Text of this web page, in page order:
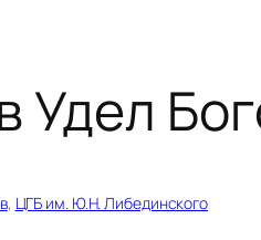
Удел
, ЦГБ им. Ю.Н. Либединского